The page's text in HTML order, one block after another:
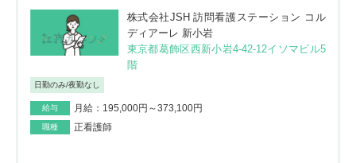
株式会社JSH 訪問看護ステーション コル
ディアーレ 新小岩
東京都葛飾区西新小岩4-42-12イソマビル5
階
日勤のみ/夜勤なし
給与 月給：195,000円～373,100円
職種 正看護師